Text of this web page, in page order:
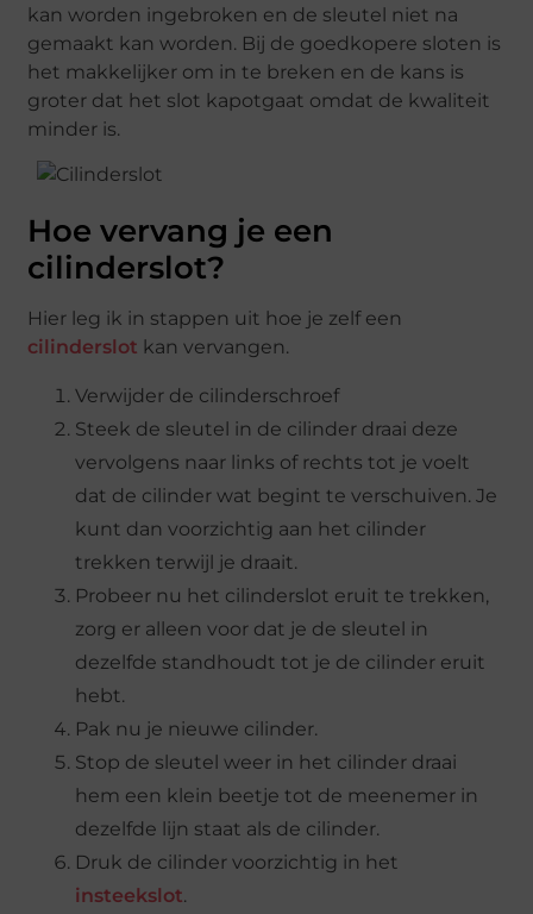
kan worden ingebroken en de sleutel niet na
gemaakt kan worden. Bij de goedkopere sloten is
het makkelijker om in te breken en de kans is
groter dat het slot kapotgaat omdat de kwaliteit
minder is.
Hoe vervang je een
cilinderslot?
Hier leg ik in stappen uit hoe je zelf een
cilinderslot kan vervangen.
Verwijder de cilinderschroef
Steek de sleutel in de cilinder draai deze
vervolgens naar links of rechts tot je voelt
dat de cilinder wat begint te verschuiven. Je
kunt dan voorzichtig aan het cilinder
trekken terwijl je draait.
Probeer nu het cilinderslot eruit te trekken,
zorg er alleen voor dat je de sleutel in
dezelfde standhoudt tot je de cilinder eruit
hebt.
Pak nu je nieuwe cilinder.
Stop de sleutel weer in het cilinder draai
hem een klein beetje tot de meenemer in
dezelfde lijn staat als de cilinder.
Druk de cilinder voorzichtig in het
insteekslot.